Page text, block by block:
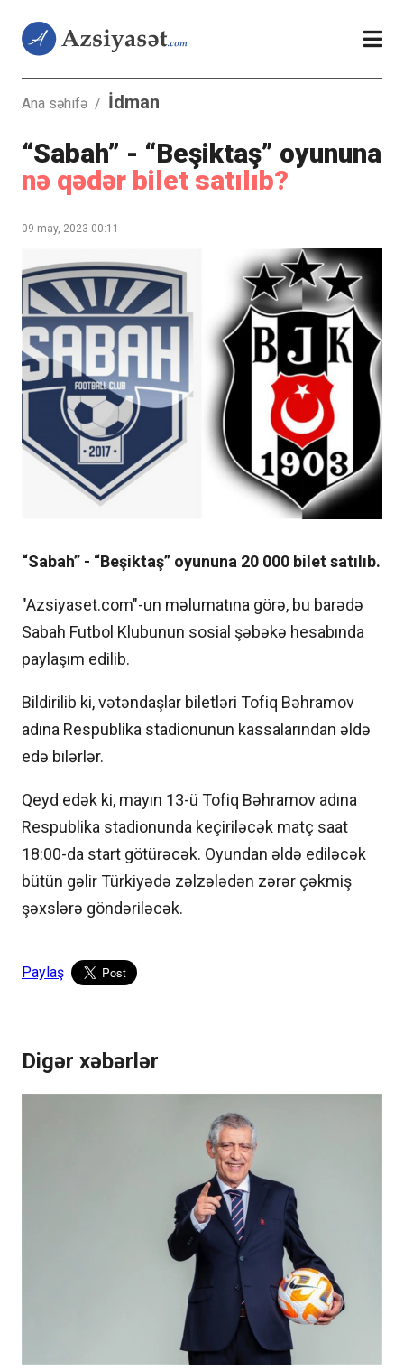
Ana səhifə / İdman
“Sabah” - “Beşiktaş” oyununa
nə qədər bilet satılıb?
09 may, 2023 00:11
“Sabah” - “Beşiktaş” oyununa 20 000 bilet satılıb.
"Azsiyaset.com"-un məlumatına görə, bu barədə
Sabah Futbol Klubunun sosial şəbəkə hesabında
paylaşım edilib.
Bildirilib ki, vətəndaşlar biletləri Tofiq Bəhramov
adına Respublika stadionunun kassalarından əldə
edə bilərlər.
Qeyd edək ki, mayın 13-ü Tofiq Bəhramov adına
Respublika stadionunda keçiriləcək matç saat
18:00-da start götürəcək. Oyundan əldə ediləcək
bütün gəlir Türkiyədə zəlzələdən zərər çəkmiş
şəxslərə göndəriləcək.
Paylaş
Digər xəbərlər